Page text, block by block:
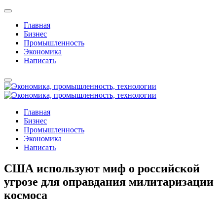
Главная
Бизнес
Промышленность
Экономика
Написать
Главная
Бизнес
Промышленность
Экономика
Написать
США используют миф о российской
угрозе для оправдания милитаризации
космоса